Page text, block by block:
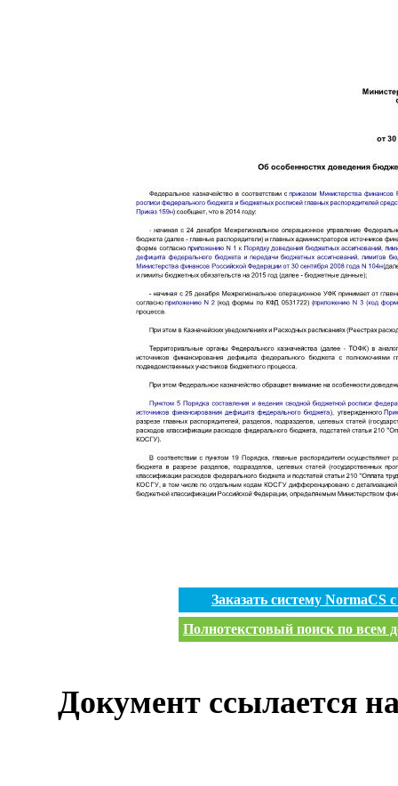
Заказать систему
Полнотекстовый поиск по всем
Документ ссылается